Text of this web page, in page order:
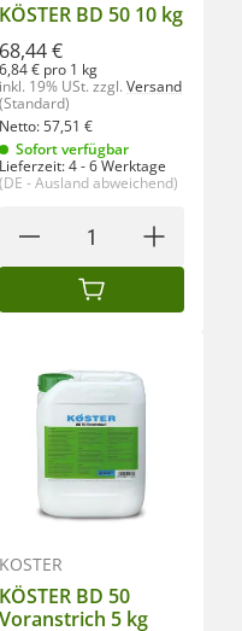
KÖSTER BD 50 10 kg
68,44 €
6,84 € pro 1 kg
inkl. 19% USt. zzgl. Versand
(Standard)
Netto:57,51 €
Sofort verfügbar
Lieferzeit:4 - 6 Werktage
(DE - Ausland abweichend)
IN DEN WARENKORB
KÖSTER
KÖSTER BD 50
Voranstrich 5 kg